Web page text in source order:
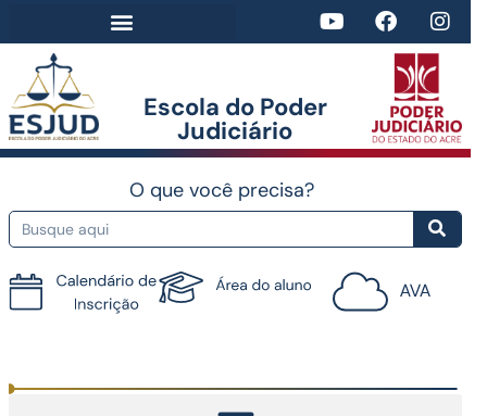
Escola do Poder
Judiciário​
O que você precisa?